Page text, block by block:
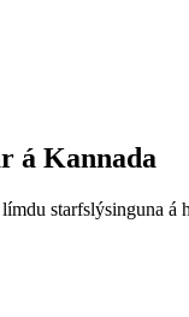
á Kannada
starfslýsinguna